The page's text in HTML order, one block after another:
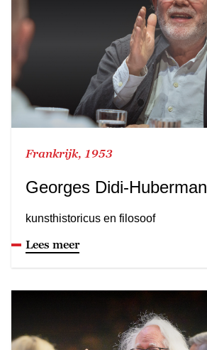
Frankrijk, 1953
Georges Didi-Huberman
kunsthistoricus en filosoof
Lees meer